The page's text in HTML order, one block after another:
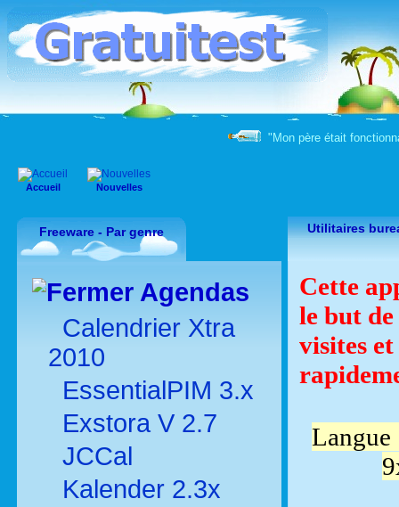
"Mon père était
Accueil Nouvelles
Freeware - Par genre
Agendas
Calendrier Xtra
2010
EssentialPIM 3.x
Exstora V 2.7
JCCal
Kalender 2.3x
Utilitaires
Cette
le but
visites
Langue